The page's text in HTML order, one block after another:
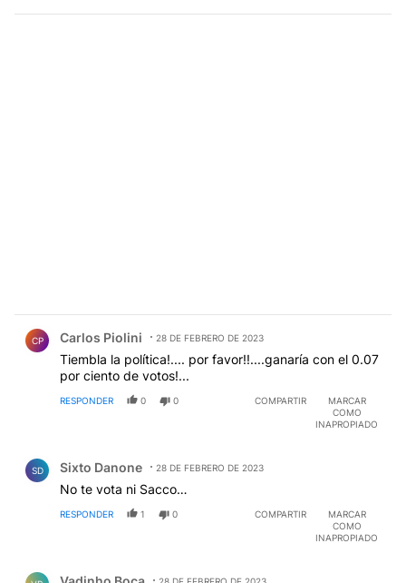
CP Carlos Piolini 28 DE FEBRERO DE 2023
Tiembla la política!.... por favor!!....ganaría con el 0.07
por ciento de votos!...
RESPONDER 0 0 COMPARTIR
MARCAR
COMO
INAPROPIADO
SD Sixto Danone 28 DE FEBRERO DE 2023
No te vota ni Sacco…
RESPONDER 1 0 COMPARTIR
MARCAR
COMO
INAPROPIADO